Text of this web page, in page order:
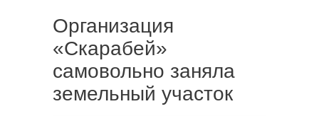
Организация
«Скарабей»
самовольно заняла
земельный участок